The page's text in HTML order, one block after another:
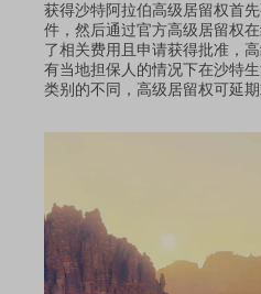
获得沙特阿拉伯高级居留权首
件，然后通过官方高级居留权
了相关费用且申请获得批准，
有当地担保人的情况下在沙特
类别的不同，高级居留权可延期